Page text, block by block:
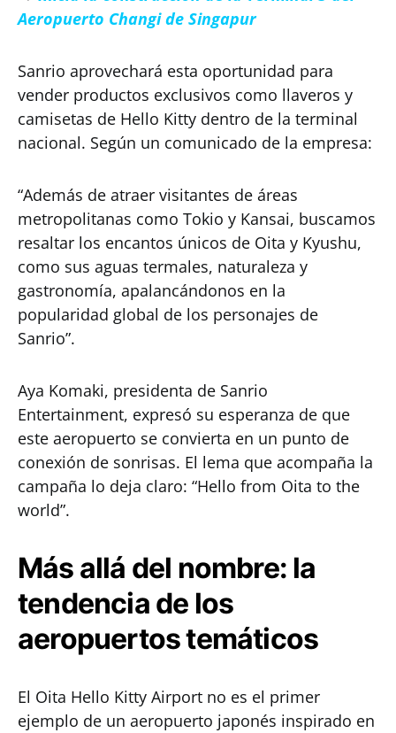
Aeropuerto Changi de Singapur
Sanrio aprovechará esta oportunidad para
vender productos exclusivos como llaveros y
camisetas de Hello Kitty dentro de la terminal
nacional. Según un comunicado de la empresa:
“Además de atraer visitantes de áreas
metropolitanas como Tokio y Kansai, buscamos
resaltar los encantos únicos de Oita y Kyushu,
como sus aguas termales, naturaleza y
gastronomía, apalancándonos en la
popularidad global de los personajes de
Sanrio”.
Aya Komaki, presidenta de Sanrio
Entertainment, expresó su esperanza de que
este aeropuerto se convierta en un punto de
conexión de sonrisas. El lema que acompaña la
campaña lo deja claro: “Hello from Oita to the
world”.
Más allá del nombre: la
tendencia de los
aeropuertos temáticos
El Oita Hello Kitty Airport no es el primer
ejemplo de un aeropuerto japonés inspirado en